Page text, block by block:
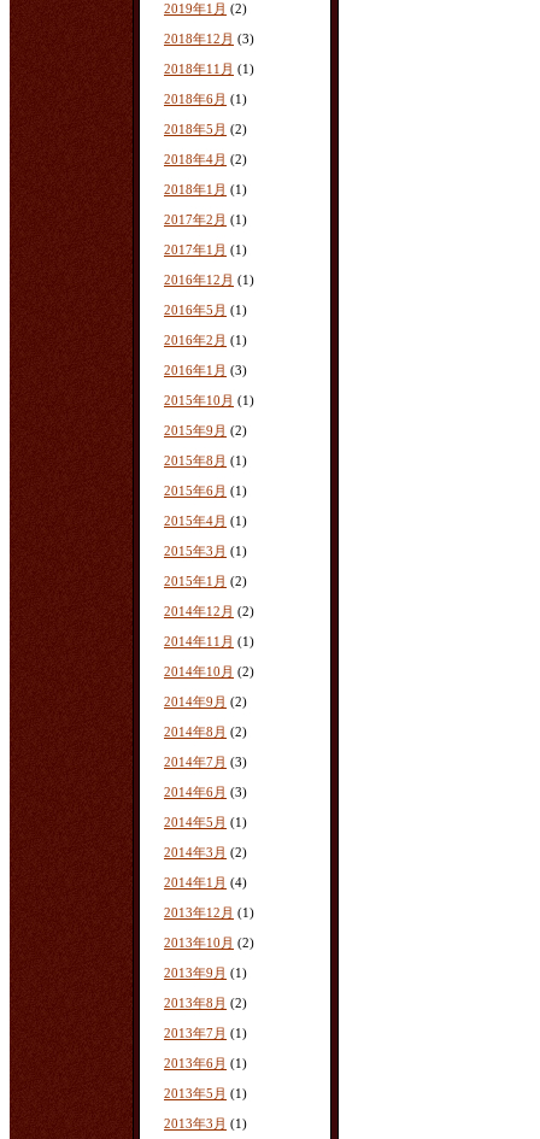
2019年1月 (2)
2018年12月 (3)
2018年11月 (1)
2018年6月 (1)
2018年5月 (2)
2018年4月 (2)
2018年1月 (1)
2017年2月 (1)
2017年1月 (1)
2016年12月 (1)
2016年5月 (1)
2016年2月 (1)
2016年1月 (3)
2015年10月 (1)
2015年9月 (2)
2015年8月 (1)
2015年6月 (1)
2015年4月 (1)
2015年3月 (1)
2015年1月 (2)
2014年12月 (2)
2014年11月 (1)
2014年10月 (2)
2014年9月 (2)
2014年8月 (2)
2014年7月 (3)
2014年6月 (3)
2014年5月 (1)
2014年3月 (2)
2014年1月 (4)
2013年12月 (1)
2013年10月 (2)
2013年9月 (1)
2013年8月 (2)
2013年7月 (1)
2013年6月 (1)
2013年5月 (1)
2013年3月 (1)